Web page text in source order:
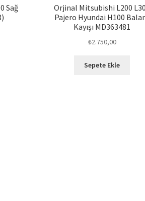
Sağ
Orjinal Mitsubishi L200
Pajero Hyundai H100
Kayışı MD363481
₺2.750,00
Sepete Ekle